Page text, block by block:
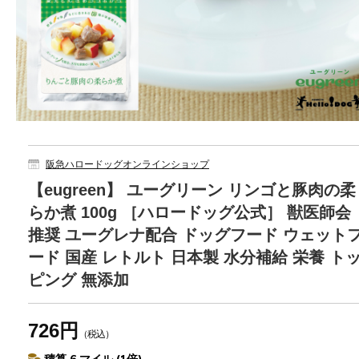
阪急ハロードッグオンラインショップ
【eugreen】 ユーグリーン リンゴと豚肉の柔
らか煮 100g ［ハロードッグ公式］ 獣医師会
推奨 ユーグレナ配合 ドッグフード ウェット
ード 国産 レトルト 日本製 水分補給 栄養 ト
ピング 無添加
726円 （税込）